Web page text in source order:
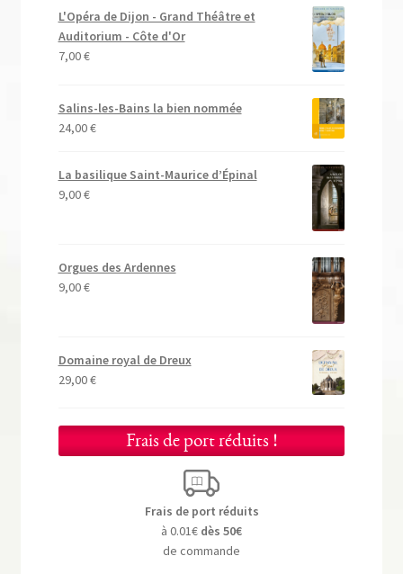
L'Opéra de Dijon - Grand Théâtre et
Auditorium - Côte d'Or
7,00€
Salins-les-Bains la bien nommée
24,00€
La basilique Saint-Maurice d’Épinal
9,00€
Orgues des Ardennes
9,00€
Domaine royal de Dreux
29,00€
Frais de port réduits !
Frais de port réduits
à 0.01€ dès 50€
de commande